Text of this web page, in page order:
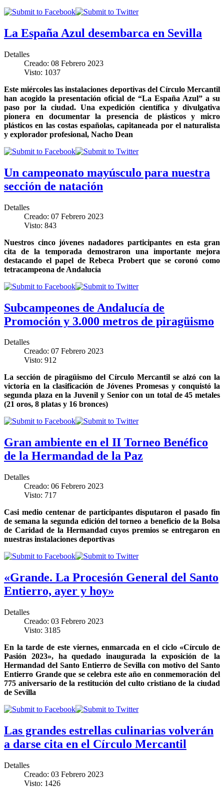
La España Azul desembarca en Sevilla
Detalles
Creado: 08 Febrero 2023
Visto: 1037
Este miércoles las instalaciones deportivas del Círculo Mercantil
han acogido la presentación oficial de “La España Azul” a su
paso por la ciudad. Una expedición científica y divulgativa
pionera en documentar la presencia de plásticos y micro
plásticos en las costas españolas, capitaneada por el naturalista
y explorador profesional, Nacho Dean
Un campeonato mayúsculo para nuestra
sección de natación
Detalles
Creado: 07 Febrero 2023
Visto: 843
Nuestros cinco jóvenes nadadores participantes en esta gran
cita de la temporada demostraron una importante mejora
destacando el papel de Rebeca Probert que se coronó como
tetracampeona de Andalucía
Subcampeones de Andalucía de
Promoción y 3.000 metros de piragüismo
Detalles
Creado: 07 Febrero 2023
Visto: 912
La sección de piragüismo del Círculo Mercantil se alzó con la
victoria en la clasificación de Jóvenes Promesas y conquistó la
segunda plaza en la Juvenil y Senior con un total de 45 metales
(21 oros, 8 platas y 16 bronces)
Gran ambiente en el II Torneo Benéfico
de la Hermandad de la Paz
Detalles
Creado: 06 Febrero 2023
Visto: 717
Casi medio centenar de participantes disputaron el pasado fin
de semana la segunda edición del torneo a beneficio de la Bolsa
de Caridad de la Hermandad cuyos premios se entregaron en
nuestras instalaciones deportivas
«Grande. La Procesión General del Santo
Entierro, ayer y hoy»
Detalles
Creado: 03 Febrero 2023
Visto: 3185
En la tarde de este viernes, enmarcada en el ciclo «Círculo de
Pasión 2023», ha quedado inaugurada la exposición de la
Hermandad del Santo Entierro de Sevilla con motivo del Santo
Entierro Grande que se celebra este año en conmemoración del
775 aniversario de la restitución del culto cristiano de la ciudad
de Sevilla
Las grandes estrellas culinarias volverán
a darse cita en el Círculo Mercantil
Detalles
Creado: 03 Febrero 2023
Visto: 1426